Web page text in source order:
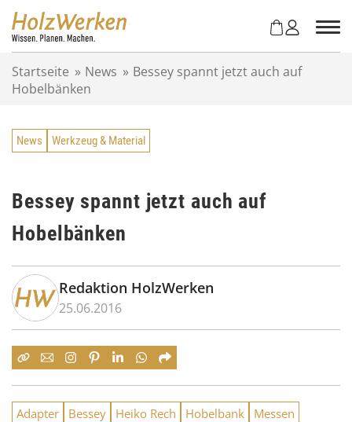
Startseite » News » Bessey spannt jetzt auch auf
Hobelbänken
News Werkzeug & Material
Bessey spannt jetzt auch auf
Hobelbänken
Redaktion HolzWerken
25.06.2016
Adapter Bessey Heiko Rech Hobelbank
Messen